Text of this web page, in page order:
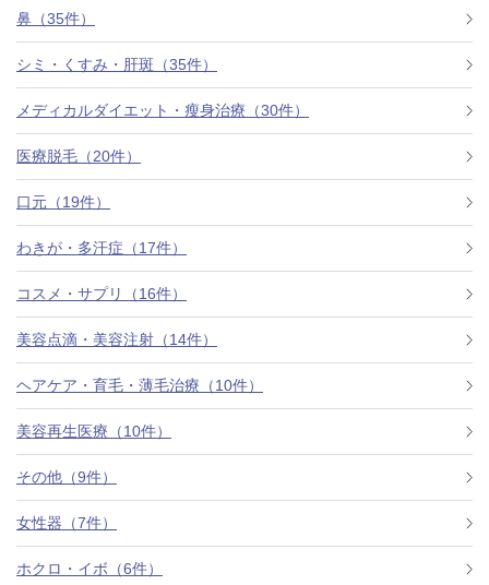
施術症例
初めての方へ
お悩みで探す
医師紹介
アクセス
西梅田から徒歩2分
ついて
鼻（35件）
シミ・くすみ・肝斑（35件）
メディカルダイエット・瘦身治療（30件）
医療脱毛（20件）
口元（19件）
わきが・多汗症（17件）
コスメ・サプリ（16件）
美容点滴・美容注射（14件）
ヘアケア・育毛・薄毛治療（10件）
美容再生医療（10件）
その他（9件）
女性器（7件）
ホクロ・イボ（6件）